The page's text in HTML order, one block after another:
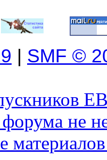
| SMF ©
не